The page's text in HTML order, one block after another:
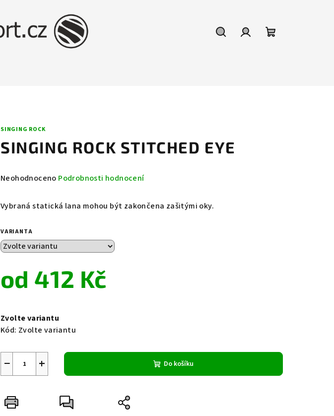
SINGING ROCK
SINGING ROCK STITCHED EYE
Průměrné
produktu
je
z
5
Neohodnoceno Podrobnosti hodnocení
Vybraná statická lana mohou být zakončena zašitými oky.
VARIANTA
od 412 Kč
cena:
Zvolte variantu
Kód: Zvolte variantu
+
− Do košíku